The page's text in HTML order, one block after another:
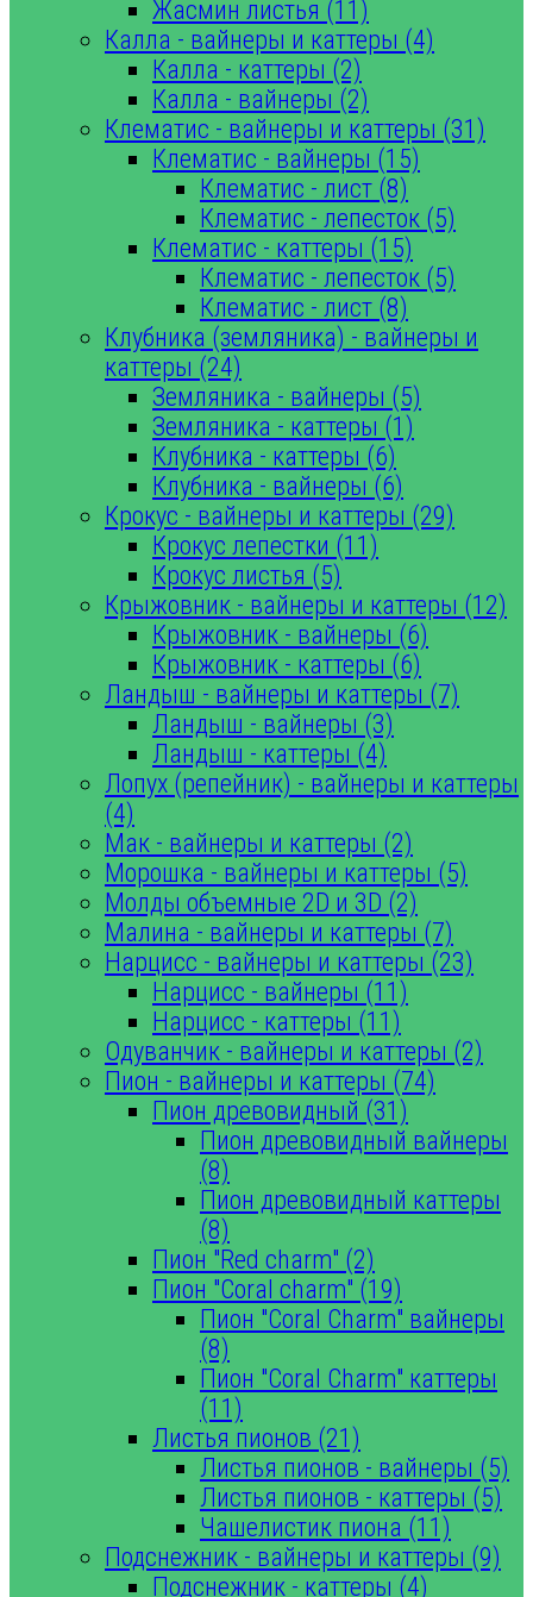
Жасмин листья (11)
Калла - вайнеры и каттеры (4)
Калла - каттеры (2)
Калла - вайнеры (2)
Клематис - вайнеры и каттеры (31)
Клематис - вайнеры (15)
Клематис - лист (8)
Клематис - лепесток (5)
Клематис - каттеры (15)
Клематис - лепесток (5)
Клематис - лист (8)
Клубника (земляника) - вайнеры и
каттеры (24)
Земляника - вайнеры (5)
Земляника - каттеры (1)
Клубника - каттеры (6)
Клубника - вайнеры (6)
Крокус - вайнеры и каттеры (29)
Крокус лепестки (11)
Крокус листья (5)
Крыжовник - вайнеры и каттеры (12)
Крыжовник - вайнеры (6)
Крыжовник - каттеры (6)
Ландыш - вайнеры и каттеры (7)
Ландыш - вайнеры (3)
Ландыш - каттеры (4)
Лопух (репейник) - вайнеры и каттеры
(4)
Мак - вайнеры и каттеры (2)
Морошка - вайнеры и каттеры (5)
Молды объемные 2D и 3D (2)
Малина - вайнеры и каттеры (7)
Нарцисс - вайнеры и каттеры (23)
Нарцисс - вайнеры (11)
Нарцисс - каттеры (11)
Одуванчик - вайнеры и каттеры (2)
Пион - вайнеры и каттеры (74)
Пион древовидный (31)
Пион древовидный вайнеры
(8)
Пион древовидный каттеры
(8)
Пион "Red charm" (2)
Пион "Coral charm" (19)
Пион "Coral Charm" вайнеры
(8)
Пион "Coral Charm" каттеры
(11)
Листья пионов (21)
Листья пионов - вайнеры (5)
Листья пионов - каттеры (5)
Чашелистик пиона (11)
Подснежник - вайнеры и каттеры (9)
Подснежник - каттеры (4)